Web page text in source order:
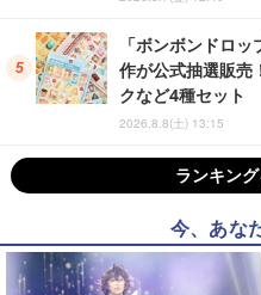
「ボンボンドロ
作が公式抽選販売
クなど4種セット
2026.8.8(土) 13:15
ランキン
今、あな